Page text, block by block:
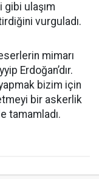
gibi ulaşım
vurguladı.
mimarı
Erdoğan’dır.
bizim için
bir askerlik
tamamladı.